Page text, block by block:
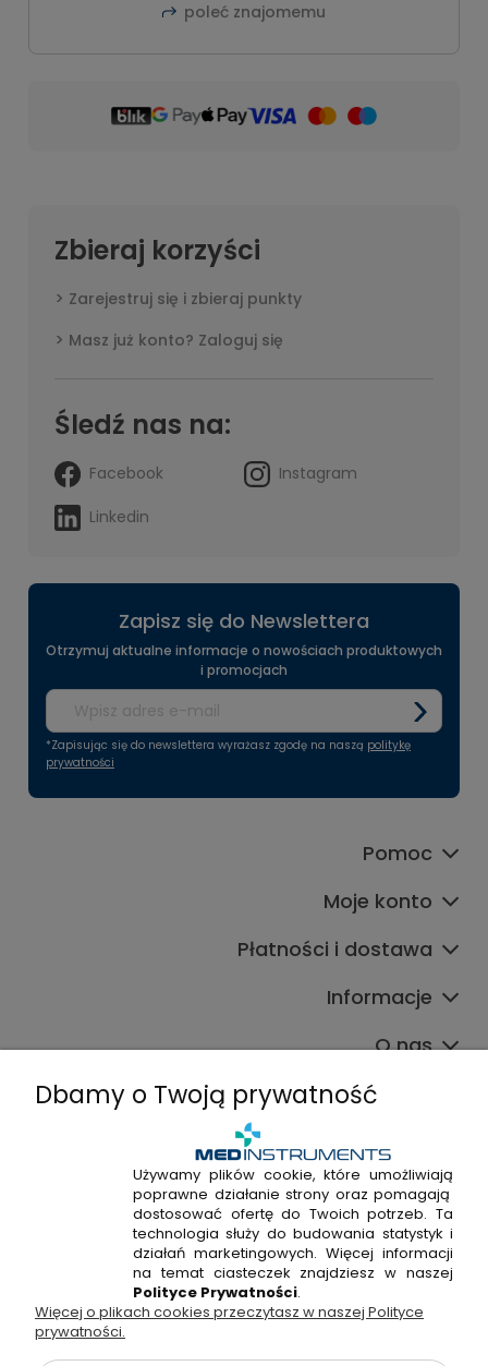
poleć znajomemu
Zbieraj korzyści
Zarejestruj się i zbieraj punkty
Masz już konto? Zaloguj się
Śledź nas na:
Facebook
Instagram
Linkedin
Zapisz się do Newslettera
Otrzymuj aktualne informacje o nowościach produktowych
i promocjach
*Zapisując się do newslettera wyrażasz zgodę na naszą politykę
prywatności
Pomoc
Moje konto
Płatności i dostawa
Informacje
O nas
+48 720 915 338
+48 22 298 53 38
Napisz do nas!
Hossa Medical Sp. z o. o. | ul. Kryształowa 33A, 01-356
Warszawa, woj. mazowieckie | NIP: 7010404814, REGON:
146982576, KRS: 0000491265
Dbamy o Twoją prywatność
Używamy plików cookie, które umożliwiają
poprawne działanie strony oraz pomagają
dostosować ofertę do Twoich potrzeb. Ta
technologia służy do budowania statystyk i
działań marketingowych. Więcej informacji
na temat ciasteczek znajdziesz w naszej
Polityce Prywatności.
Więcej o plikach cookies przeczytasz w naszej Polityce
prywatności.